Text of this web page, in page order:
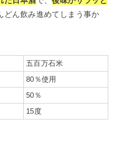
どん飲み進めてしまう事か
五百万石米
80％使用
50％
15度